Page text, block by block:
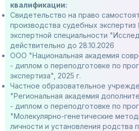
квалификации:
Свидетельство на право
производства судебных экспертиз
экспертной специальности
действительно до 28.10.2026
ООО "Национальная академия
- диплом о переподготовке по
экспертиза", 2025 г.
Частное образовательное
"Региональная академия
- диплом о переподготовке по
"Молекулярно-генетические
личности и установления родства